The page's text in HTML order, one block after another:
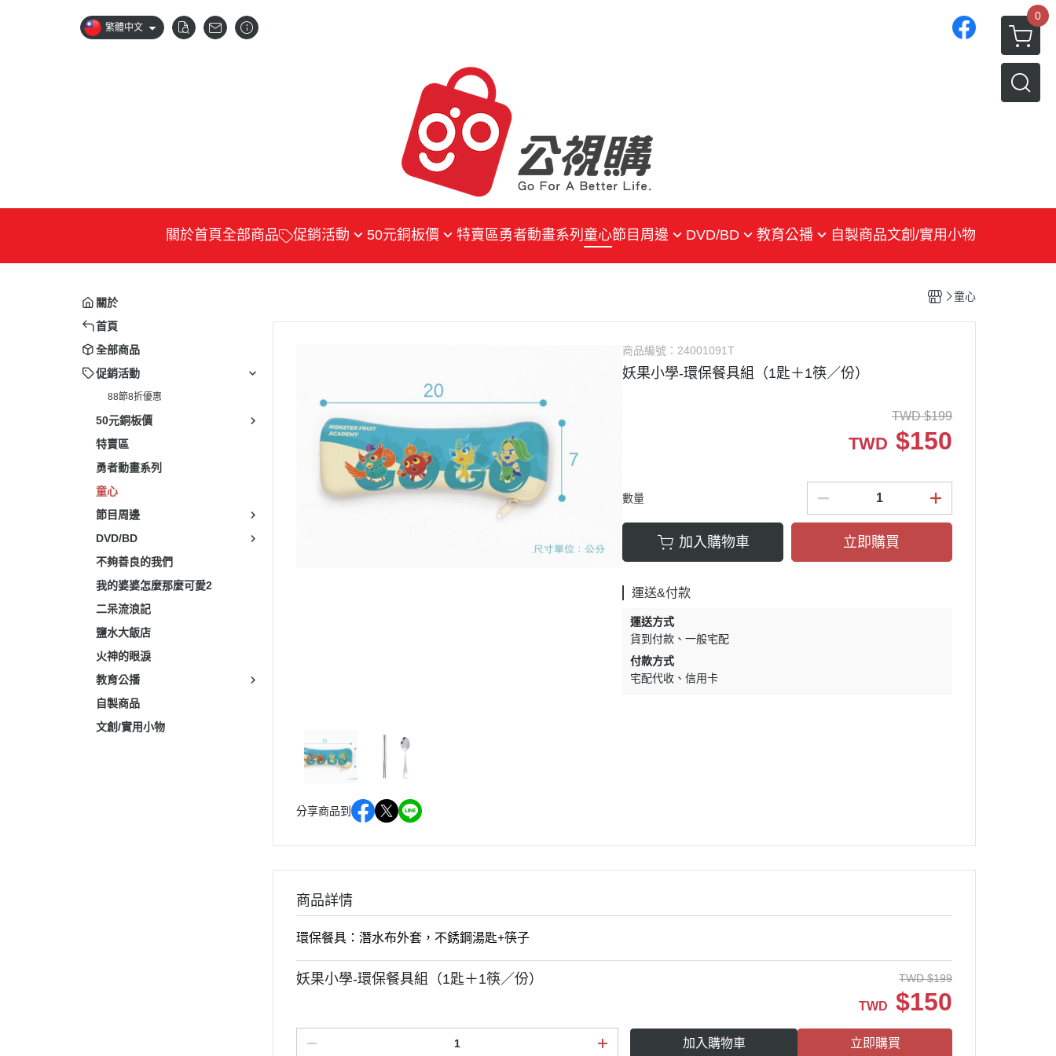
繁體中文
0
關於首頁全部商品 促銷活動 50元銅板價
科普
藝文
兒少
生活
特賣區勇者動畫系列 童心節目周邊
生活綜合
DVD/BD
生活綜合
兒少
藝文
教育公播
生活綜合
兒少
文藝
自製商品文創/實用小物
關於
首頁
全部商品
促銷活動
88節8折優惠
50元銅板價
特賣區
勇者動畫系列
童心
節目周邊
DVD/BD
不夠善良的我們
我的婆婆怎麼那麼可愛2
二呆流浪記
鹽水大飯店
火神的眼淚
教育公播
自製商品
文創/實用小物
童心
分享商品到
商品編號： 24001091T
妖果小學-環保餐具組（1匙＋1筷／份）
TWD $199
TWD $150
數量
加入購物車 立即購買
運送&付款
運送方式
貨到付款
一般宅配
付款方式
宅配代收
信用卡
商品詳情
環保餐具：潛水布外套，不銹鋼湯匙+筷子
妖果小學-環保餐具組（1匙＋1筷／份） TWD $199
TWD $150
加入購物車 立即購買